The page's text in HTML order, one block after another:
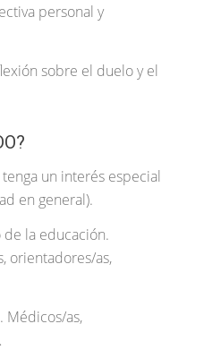
personal y
sobre el duelo y el
un interés especial
en general).
de la educación.
orientadores/as,
Médicos/as,